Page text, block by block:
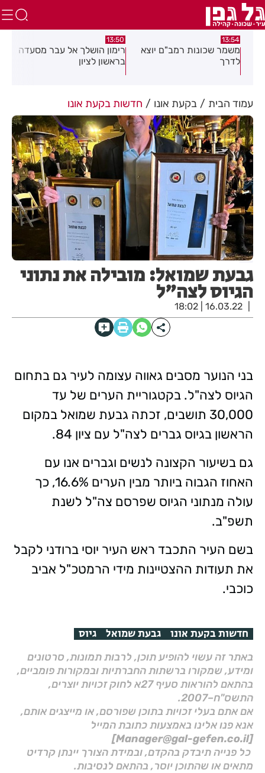
13:54
משמר שכונות רמב"ם יוצא
לדרך
13:50
רימון הושלך אל עבר מסעדה
בראשון לציון
עמוד הבית בקעת אונו חדשות בקעת אונו
גבעת שמואל: מובילה את נתוני
הגיוס לצה"ל
16.03.22 | 18:02
בני הנוער מסבים גאווה עצומה לעיר גם בתחום
הגיוס לצה"ל. בקטגוריית הערים של עד
30,000 תושבים, זכתה גבעת שמואל במקום
הראשון בגיוס גברים לצה"ל עם ציון 84.
גם בשיעור הקצונה לנשים וגברים אנו עם
האחוז הגבוה ביותר מבין הערים 16.6%, כך
עולה מנתוני הגיוס שפרסם צה"ל לשנת
תשפ"ב.
בשם העיר התכבד ראש העיר יוסי ברודני לקבל
את תעודות ההצטיינות מידי הרמטכ"ל אביב
כוכבי.
חדשות בקעת אונו גבעת שמואל גיוס
באתר זה עשוי להופיע תוכן, לרבות תמונות, סרטונים
ומידע, שמקורו ברשתות החברתיות ובמקורות פומביים,
בהתאם להוראות סעיף 27א לחוק זכויות יוצרים,
התשס"ח–2007.
אם אתם בעלי זכויות בתוכן שפורסם, או מייצגים אותם,
אנא פנו אלינו באמצעות כתובת המייל
[Manager@gal-gefen.co.il]
כל פנייה תיבדק בהקדם, ובמידת הצורך יינתן קרדיט
מתאים או שהתוכן יוסר, בהתאם לנסיבות.